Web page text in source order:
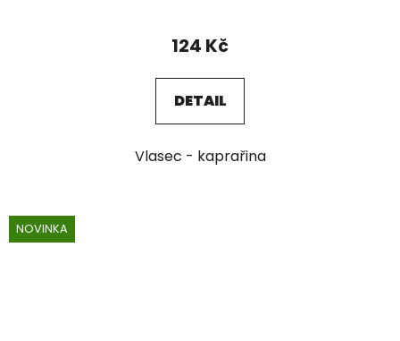
124 Kč
DETAIL
Vlasec - kaprařina
NOVINKA